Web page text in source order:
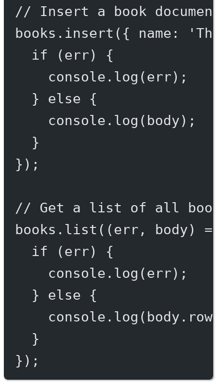
// Insert a book
books. insert ({ name:
if (err) {
console. log (err);
} else {
console. log (body);
}
});
// Get a list of all
books. list ((err , body)
if (err) {
console. log (err);
} else {
console. log
}
});